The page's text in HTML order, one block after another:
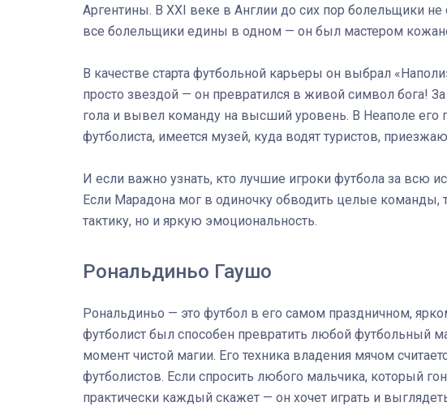
Аргентины. В XXI веке в Англии до сих пор болельщики
все болельщики едины в одном — он был мастером
В качестве старта футбольной карьеры он выбрал
просто звездой — он превратился в живой символ бога!
гола и вывел команду на высший уровень. В Неаполе его
футболиста, имеется музей, куда водят туристов,
И если важно узнать, кто лучшие игроки футбола за всю
Если Марадона мог в одиночку обводить целые команды,
тактику, но и яркую эмоциональность.
Рональдиньо Гаушо
Рональдиньо — это футбол в его самом праздничном,
футболист был способен превратить любой футбольный
момент чистой магии. Его техника владения мячом
футболистов. Если спросить любого мальчика, который
практически каждый скажет — он хочет играть и